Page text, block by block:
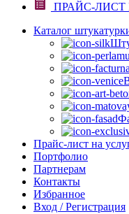
ПРАЙС-
Каталог
Прайс-лист на
Портфолио
Партнерам
Контакты
Избранное
Вход / Регистрация